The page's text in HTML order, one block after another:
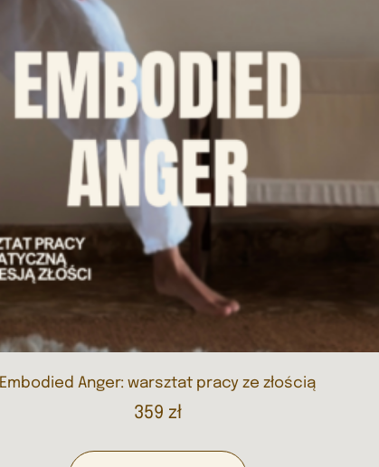
Embodied Anger: warsztat pracy ze złością
359 zł